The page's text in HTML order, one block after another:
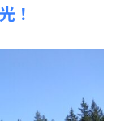
！